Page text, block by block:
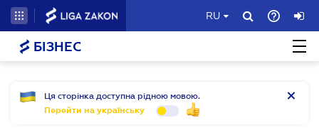
RU
БІЗНЕС
Ця сторінка доступна рідною мовою.
Перейти на українську